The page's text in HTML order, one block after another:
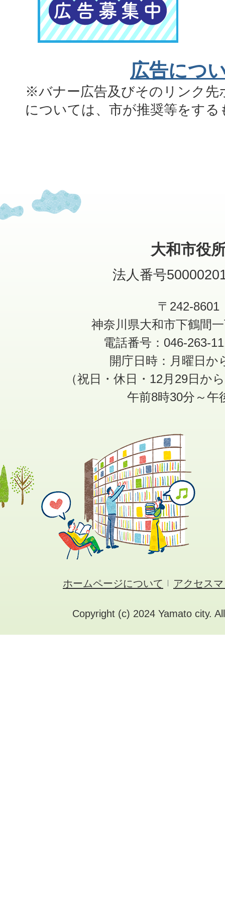
広告につ
※バナー広告及びそのリンク先
については、市が推奨等をす
大和市役
法人番号
〒242-8601
神奈川県大和市下鶴間
電話番号：046-263-
開庁日時：月曜日か
（祝日・休日・12月29日か
午前8時30分～午
ホームページについて アクセス
Copyright (c) 2024 Yamato city.